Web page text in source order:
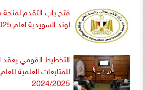
فتح باب التقدم
لوند السويدية لعام 2025
التخطيط القومي يعقد
للمتابعات العلمية
2024/2025